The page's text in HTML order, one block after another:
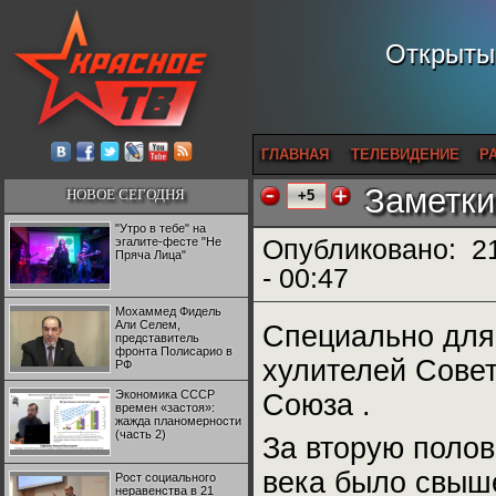
ГЛАВНАЯ ТЕЛЕВИДЕНИЕ
НОВОЕ СЕГОДНЯ
"Утро в тебе" на
эгалите-фесте "Не
Пряча Лица"
Мохаммед Фидель
Али Селем,
представитель
фронта Полисарио в
РФ
Экономика СССР
времен «застоя»:
жажда планомерности
(часть 2)
Рост социального
неравенства в 21
+5
Опубликовано:
- 00:47
Специально для
хулителей
Союза .
За вторую
века было